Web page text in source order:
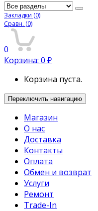
Закладки (0)
Сравн. (0)
0
Корзина: 0 ₽
Корзина пуста.
Переключить навигацию
Магазин
О нас
Доставка
Контакты
Оплата
Обмен и возврат
Услуги
Ремонт
Trade-In